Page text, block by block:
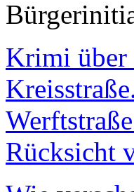
Krimi über
Rücksicht